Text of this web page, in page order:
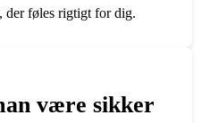
der føles rigtigt for dig.
være sikker